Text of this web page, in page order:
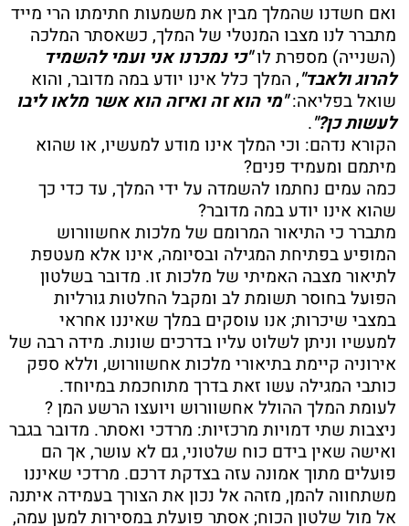
ואם חשדנו שהמלך מבין את משמעות חתימתו הרי מייד
מתברר לנו מצבו המנטלי של המלך, כשאסתר המלכה
(השנייה) מספרת לו"כי נמכרנו אני ועמי להשמיד
להרוג ולאבד", המלך כלל אינו יודע במה מדובר, והוא
שואל בפליאה:"מי הוא זה ואיזה הוא אשר מלאו ליבו
לעשות כן?".
הקורא נדהם: וכי המלך אינו מודע למעשיו, או שהוא
מיתמם ומעמיד פנים?
כמה עמים נחתמו להשמדה על ידי המלך, עד כדי כך
שהוא אינו יודע במה מדובר?
מתברר כי התיאור המרומם של מלכות אחשוורוש
המופיע בפתיחת המגילה ובסיומה, אינו אלא מעטפת
לתיאור מצבה האמיתי של מלכות זו. מדובר בשלטון
הפועל בחוסר תשומת לב ומקבל החלטות גורליות
במצבי שיכרות; אנו עוסקים במלך שאיננו אחראי
למעשיו וניתן לשלוט עליו בדרכים שונות. מידה רבה של
אירוניה קיימת בתיאורי מלכות אחשוורוש, וללא ספק
כותבי המגילה עשו זאת בדרך מתוחכמת במיוחד.
לעומת המלך ההולל אחשוורוש ויועצו הרשע המן ?
ניצבות שתי דמויות מרכזיות: מרדכי ואסתר. מדובר בגבר
ואישה שאין בידם כוח שלטוני, גם לא עושר, אך הם
פועלים מתוך אמונה עזה בצדקת דרכם. מרדכי שאיננו
משתחווה להמן, מזהה אל נכון את הצורך בעמידה איתנה
אל מול שלטון הכוח; אסתר פועלת במסירות למען עמה,